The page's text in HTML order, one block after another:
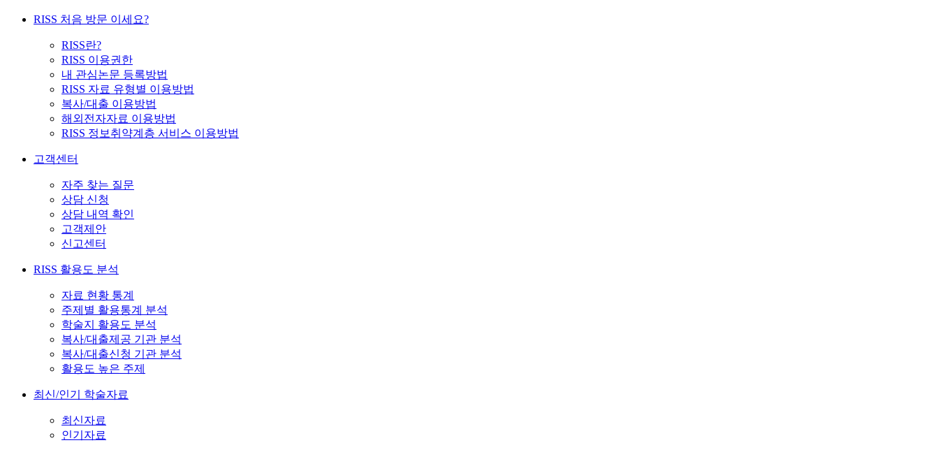
RISS 처음 방문 이세요?
RISS란?
RISS 이용권한
내 관심논문 등록방법
RISS 자료 유형별 이용방법
복사/대출 이용방법
해외전자자료 이용방법
RISS 정보취약계층 서비스 이용방법
고객센터
자주 찾는 질문
상담 신청
상담 내역 확인
고객제안
신고센터
RISS 활용도 분석
자료 현황 통계
주제별 활용통계 분석
학술지 활용도 분석
복사/대출제공 기관 분석
복사/대출신청 기관 분석
활용도 높은 주제
최신/인기 학술자료
최신자료
인기자료